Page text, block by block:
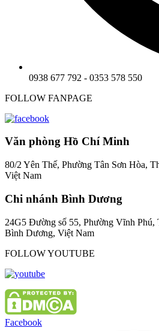
0938 677 792 - 0353 578 550
FOLLOW FANPAGE
Văn phòng Hồ Chí Minh
80/2 Yên Thế, Phường Tân Sơn Hòa,
Việt Nam
Chi nhánh Bình Dương
24G5 Đường số 55, Phường Vĩnh Phú,
Bình Dương, Việt Nam
FOLLOW YOUTUBE
Facebook